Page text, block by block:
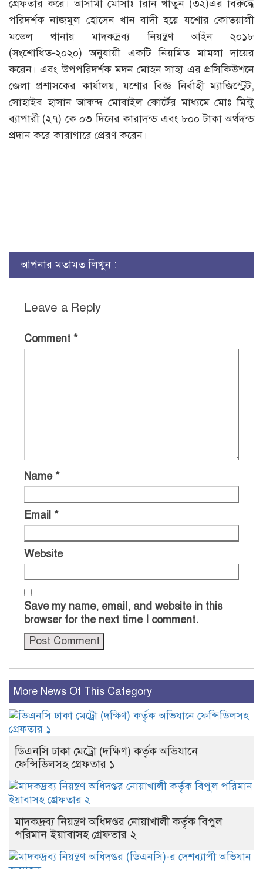
গ্রেফতার করে। আসামী মোসাঃ রিনি খাতুন (৩২)এর ‍বিরুদ্ধে
পরিদর্শক নাজমুল হোসেন খান বাদী হয়ে যশোর কোতয়ালী
মডেল থানায় মাদকদ্রব্য নিয়ন্ত্রণ আইন ২০১৮
(সংশোধিত-২০২০) অনুযায়ী একটি নিয়মিত মামলা দায়ের
করেন। এবং উপপরিদর্শক মদন মোহন সাহা এর প্রসিকিউশনে
জেলা প্রশাসকের কার্যালয়, যশোর বিজ্ঞ নির্বাহী ম্যাজিস্ট্রেট,
সোহাইব হাসান আকন্দ মোবাইল কোর্টের মাধ্যমে মোঃ মিন্টু
ব্যাপারী (২৭) কে ০৩ দিনের কারাদন্ড এবং ৮০০ টাকা অর্থদন্ড
প্রদান করে কারাগারে প্রেরণ করেন।
আপনার মতামত লিখুন :
Leave a Reply
Comment *
Name *
Email *
Website
Save my name, email, and website in this
browser for the next time I comment.
More News Of This Category
ডিএনসি ঢাকা মেট্রো (দক্ষিণ) কর্তৃক অভিযানে
ফেন্সিডিলসহ গ্রেফতার ১
মাদকদ্রব্য নিয়ন্ত্রণ অধিদপ্তর নোয়াখালী কর্তৃক বিপুল
পরিমান ইয়াবাসহ গ্রেফতার ২